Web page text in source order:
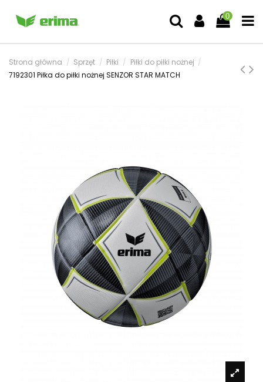
0
Strona główna Sprzęt Piłki
Piłki do piłki nożnej
7192301 Piłka do piłki nożnej SENZOR STAR MATCH